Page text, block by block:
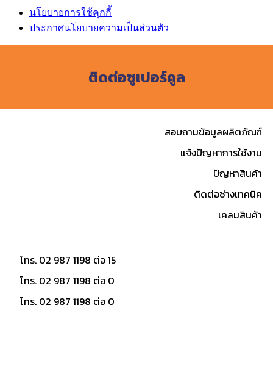
นโยบายการใช้คุกกี้
ประกาศนโยบายความเป็นส่วนตัว
ติดต่อซูเปอร์คูล
สอบถามข้อมูลผลิตภัณฑ์
แจ้งปัญหาการใช้งาน
ปัญหาสินค้า
ติดต่อช่างเทคนิค
เคลมสินค้า
โทร. 02 987 1198 ต่อ 15
โทร. 02 987 1198 ต่อ 0
โทร. 02 987 1198 ต่อ 0